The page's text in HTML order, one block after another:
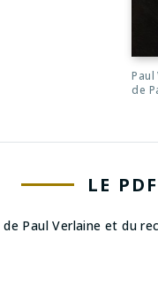
de
LE PDF
de Paul Verlaine et du